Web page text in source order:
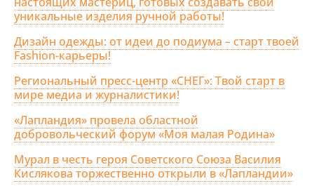
уникальные изделия ручной работы!
Дизайн одежды: от идеи до подиума – старт твоей
Fashion-карьеры!
Региональный пресс-центр «СНЕГ»: Твой старт в
мире медиа и журналистики!
«Лапландия» провела областной
добровольческий форум «Моя малая Родина»
Мурал в честь героя Советского Союза Василия
Кислякова торжественно открыли в «Лапландии»